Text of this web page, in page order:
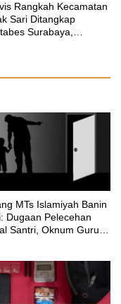
Rangkah Kecamatan
Sari Ditangkap
Surabaya,
MTs Islamiyah Banin
Dugaan Pelecehan
Santri, Oknum Guru